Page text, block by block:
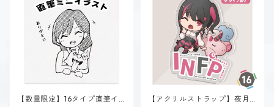
【数量限定】16タイプ直筆イ
【アクリルストラップ】夜月